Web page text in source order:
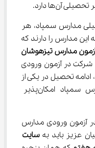
آن‌ها دارد.
مدارس سمپاد، هر
مدارس را دارند که
مدارس تیزهوشان
در آزمون ورودی
تحصیل در یکی از
اولویت‌های انتخابی آن‌ها از مدارس سمپاد امکان‌پذیر
آزمون ورودی مدارس
عزیز باید به سایت